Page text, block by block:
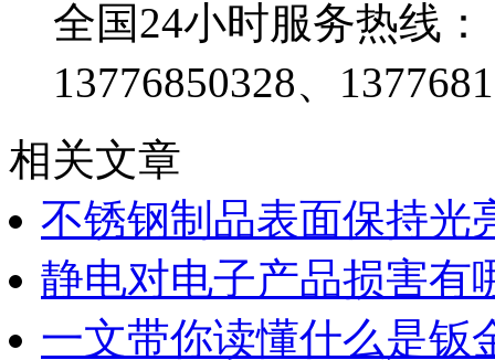
全国24小时服务热线：
13776850328、
相关文章
不锈钢制品表面保持光
静电对电子产品损害有
一文带你读懂什么是钣